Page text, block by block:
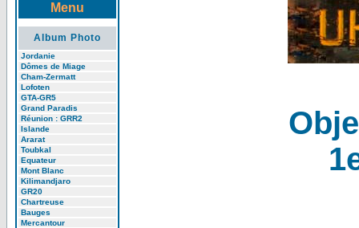
Menu
Album Photo
Jordanie
Dômes de Miage
Cham-Zermatt
Lofoten
GTA-GR5
Grand Paradis
Réunion : GRR2
Islande
Ararat
Toubkal
Equateur
Mont Blanc
Kilimandjaro
GR20
Chartreuse
Bauges
Mercantour